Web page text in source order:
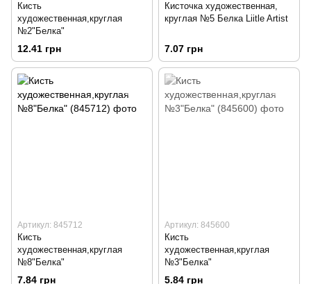
Кисть
художественная,круглая
№2"Белка"
12.41 грн
Кисточка художественная,
круглая №5 Белка Liitle Artist
7.07 грн
Артикул: 845712
Кисть
художественная,круглая
№8"Белка"
7.84 грн
Артикул: 845600
Кисть
художественная,круглая
№3"Белка"
5.84 грн